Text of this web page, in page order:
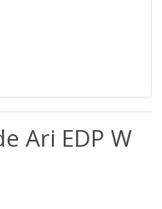
Ari EDP W